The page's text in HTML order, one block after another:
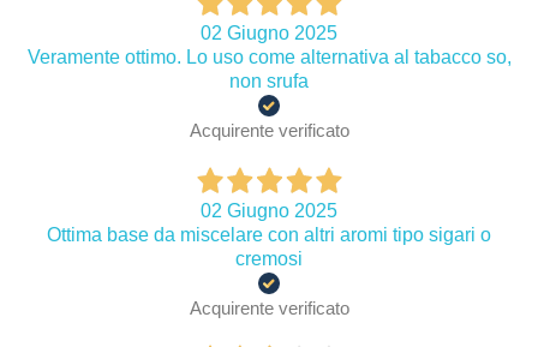
02 Giugno 2025
Veramente ottimo. Lo uso come alternativa al tabacco so,
non srufa
Acquirente verificato
02 Giugno 2025
Ottima base da miscelare con altri aromi tipo sigari o
cremosi
Acquirente verificato